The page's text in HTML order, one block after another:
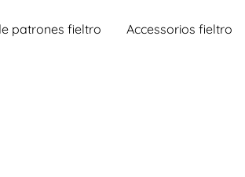
patrones fieltro Accessorios fieltro